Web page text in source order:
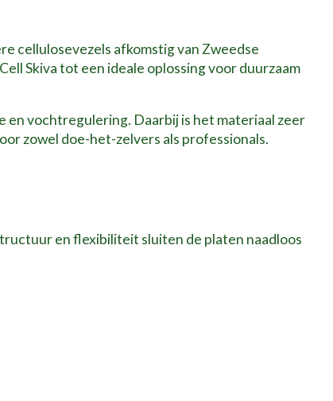
cellulosevezels afkomstig van Zweedse
Skiva tot een ideale oplossing voor duurzaam
en vochtregulering. Daarbij is het materiaal zeer
zowel doe-het-zelvers als professionals.
en flexibiliteit sluiten de platen naadloos